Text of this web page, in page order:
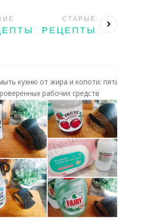
СТАРЫЕ
РЕЦЕПТЫ
кухню от жира и копоти: пять
рабочих средств